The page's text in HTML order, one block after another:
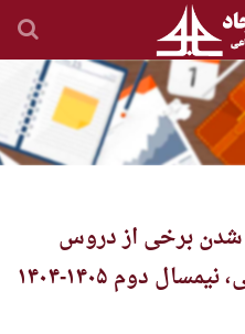
حضوری شدن برخی از دروس
دوم ۱۴۰۵-۱۴۰۴